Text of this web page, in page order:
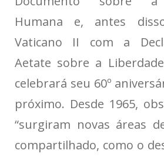
Humana e, antes
Vaticano II com a
Aetate sobre a
celebrará seu 60º
próximo. Desde 1965,
“surgiram novas áreas
compartilhado, como o